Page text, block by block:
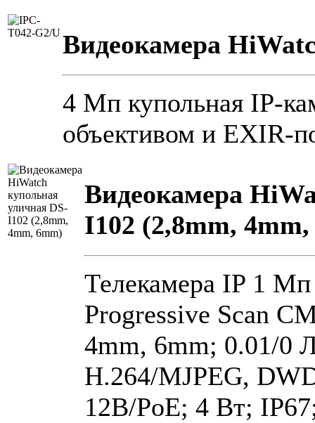
Видеокамера
4 Мп купольная IP-
объективом и EXIR-
Видеокамера
I102 (2,8mm,
Телекамера IP 1
Progressive Scan
4mm, 6mm; 0.01/0
H.264/MJPEG,
12В/PoE; 4 Вт;